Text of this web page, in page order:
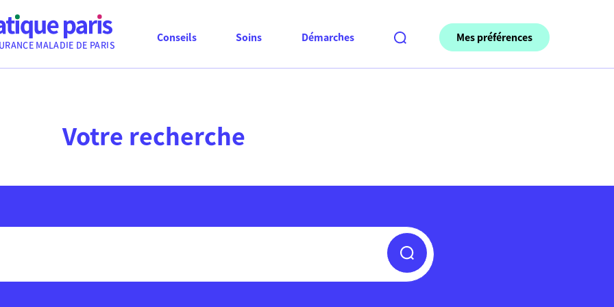
MALADIE DE PARIS
Conseils Soins Démarches Mes préférences
Votre recherche